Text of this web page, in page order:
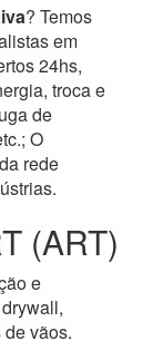
? Temos
em
24hs,
troca e
de
O
rede
(ART)
e
vãos.